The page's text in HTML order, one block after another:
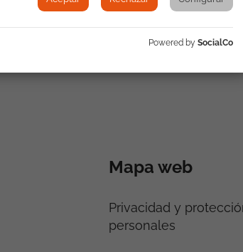
Mapa web
Privacidad y
personales
Powered by SocialCo